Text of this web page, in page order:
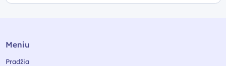
Meniu
Pradžia